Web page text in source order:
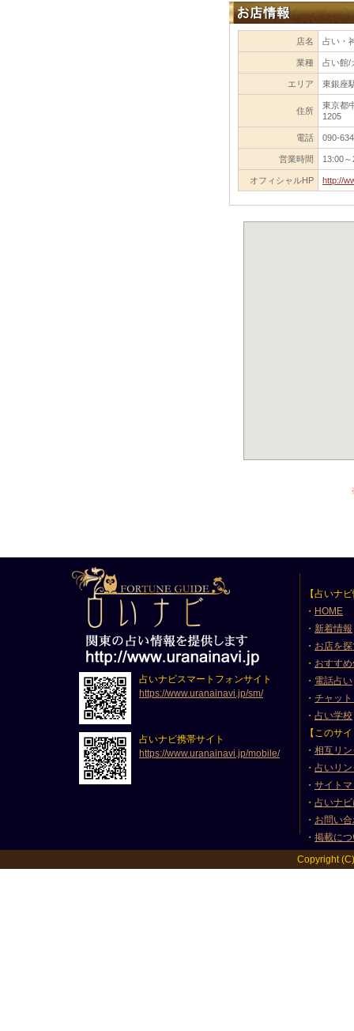
店名 占い・
業種 占い館/
エリア 東銀座
住所
東京都
1205
電話 090-
営業時間 13:00
オフィシャルHP http://
占いナビスマートフォンサイト
https://www.uranainavi.jp/sm/
占いナビ携帯サイト
https://www.uranainavi.jp/mobile/
【占いナ
・ HOME
・ 新着情報
・ お店を
・ おすす
・ 電話占い
・ チャッ
・ 占い学校
【このサ
・ 相互リ
・ 占いリ
・ サイト
・ 占いナ
・ お問い
・ 掲載に
Copyright